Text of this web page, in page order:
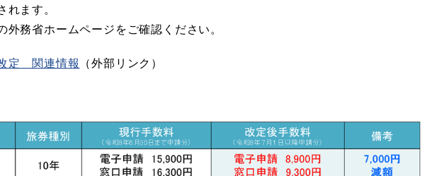
ます。
務省ホームページをご確認ください。
定 関連情報 （外部リンク）